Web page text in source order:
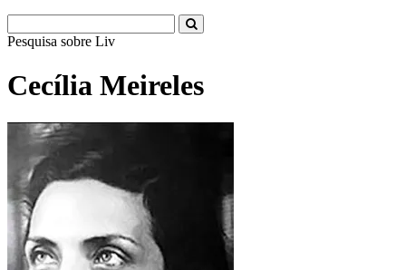
Pesquisa sobre Literatura
Cecília Meireles